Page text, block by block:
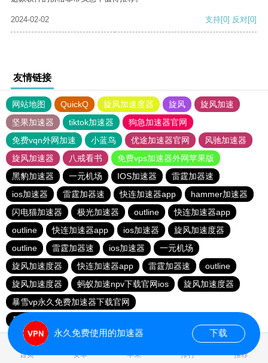
2024-02-02 支持[0] 反对[0]
友情链接
网站地图 QuickQ 旋风加速度器 旋风
旋风加速
坚果加速器
tiktok加速器
狗急加速器官网
免费vqn外网加速
小蓝鸟 优途加速器官网
风驰加速器
旋风加速器
八戒看书
免费vps加速器外网苹果版
黑豹加速器
一元机场 IOS加速器
雷霆加器速
ios加速器
雷霆加器速 快连加速器app
hammer加速器
闪电猫加速器
极光加速器 outline
快连加速器app
outline
快连加速器app ios加速器
旋风加速度器
outline
雷霆加器速 ios加速器
一元机场
旋风加速度器
快连加速器app 雷霆加器速
outline
旋风加速度器
蚂蚁加速npv下载官网ios
旋风加速度器
暴雪vp永久免费加速器下载官网
暴雪vp永久免费加速器下载官网
首页 安卓 苹果 排行 推荐
永久免费使用的加速器 下载
1.169209s